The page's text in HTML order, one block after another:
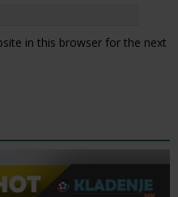
in this browser for the next